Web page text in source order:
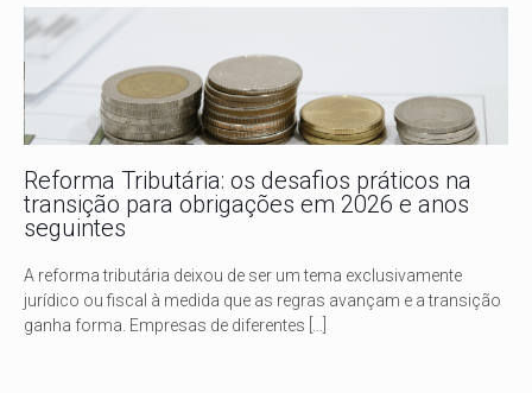
Reforma Tributária: os desafios práticos na
transição para obrigações em 2026 e anos
seguintes
A reforma tributária deixou de ser um tema exclusivamente
jurídico ou fiscal à medida que as regras avançam e a transição
ganha forma. Empresas de diferentes […]